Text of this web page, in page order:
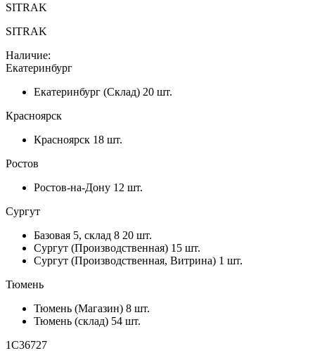
SITRAK
SITRAK
Наличие:
Екатеринбург
Екатеринбург (Склад) 20 шт.
Красноярск
Красноярск 18 шт.
Ростов
Ростов-на-Дону 12 шт.
Сургут
Базовая 5, склад 8 20 шт.
Сургут (Производственная) 15 шт.
Сургут (Производственная, Витрина) 1 шт.
Тюмень
Тюмень (Магазин) 8 шт.
Тюмень (склад) 54 шт.
1С36727